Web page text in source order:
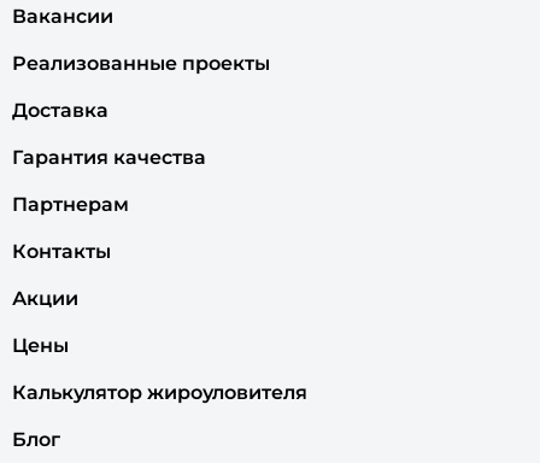
Вакансии
Реализованные проекты
Доставка
Гарантия качества
Партнерам
Контакты
Акции
Цены
Калькулятор жироуловителя
Блог